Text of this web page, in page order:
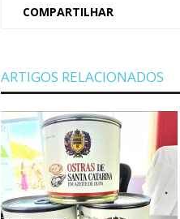
COMPARTILHAR
ARTIGOS RELACIONADOS